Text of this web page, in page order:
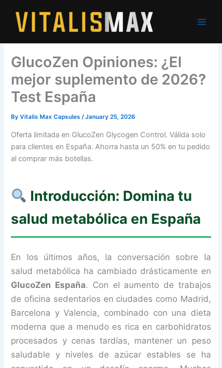
content
GlucoZen Opiniones: ¿El
mejor suplemento de 2026?
Test España
ByVitalis Max Capsules/January 25, 2026
Oferta limitada en GlucoZen Glycogen Control. Válida solo
para clientes en España. Ahorra hasta un 50% en tu pedido
al comprar más botellas.
Introducción: Domina tu
salud metabólica en España
En los últimos años, la conversación sobre la
salud metabólica ha cambiado drásticamente en
GlucoZen España. Con el aumento de trabajos
de oficina sedentarios en ciudades como Madrid,
Barcelona y Valencia, combinado con una dieta
moderna que a menudo es rica en carbohidratos
procesados y cenas tardías, mantener un peso
saludable y niveles de azúcar estables se ha